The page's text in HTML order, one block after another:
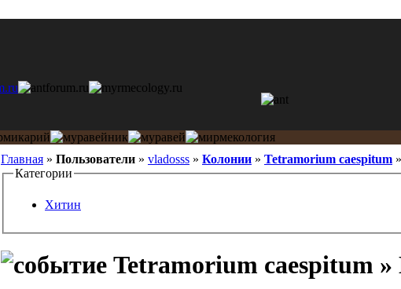
Главная » Пользователи » vladosss » Колонии » Tetramorium caespitum »
Категории
Хитин
Tetramorium caespitum